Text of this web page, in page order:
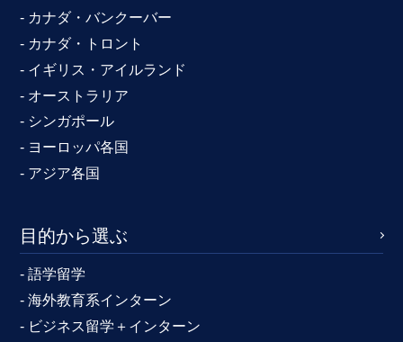
- カナダ・バンクーバー
- カナダ・トロント
- イギリス・アイルランド
- オーストラリア
- シンガポール
- ヨーロッパ各国
- アジア各国
目的から選ぶ
- 語学留学
- 海外教育系インターン
- ビジネス留学＋インターン